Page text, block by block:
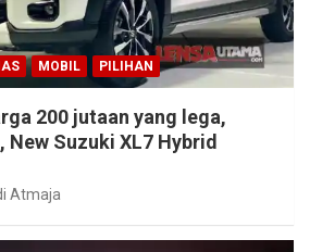
MOBIL PILIHAN
200 jutaan yang lega,
Suzuki XL7 Hybrid
Atmaja